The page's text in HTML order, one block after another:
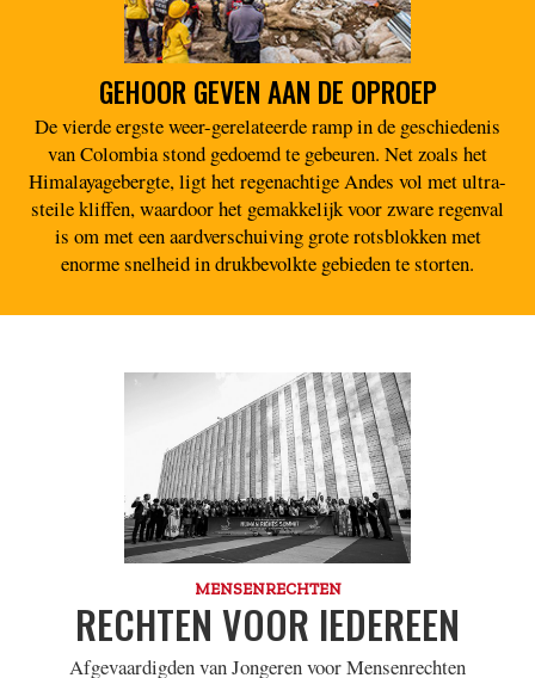
GEHOOR GEVEN AAN DE OPROEP
De vierde ergste weer-gerelateerde ramp in de geschiedenis
van Colombia stond gedoemd te gebeuren. Net zoals het
Himalayagebergte, ligt het regenachtige Andes vol met ultra-
steile kliffen, waardoor het gemakkelijk voor zware regenval
is om met een aardverschuiving grote rotsblokken met
enorme snelheid in drukbevolkte gebieden te storten.
MENSENRECHTEN
RECHTEN VOOR IEDEREEN
Afgevaardigden van Jongeren voor Mensenrechten